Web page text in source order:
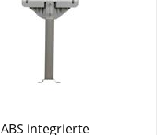
ABS integrierte